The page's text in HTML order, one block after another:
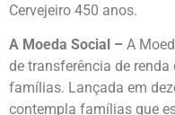
Cervejeiro 450 anos.
A Moeda Social – A
de transferência de
famílias. Lançada em
contempla famílias que